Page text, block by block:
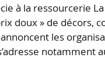
à la ressourcerie
doux » de décors,
les
notamment